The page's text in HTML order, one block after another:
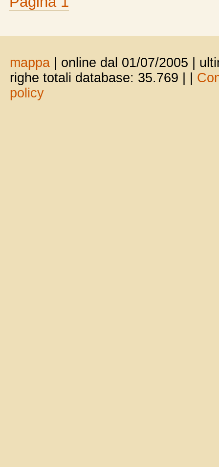
mappa | online dal 01/07/2005 |
righe totali database: 35.769 |
policy